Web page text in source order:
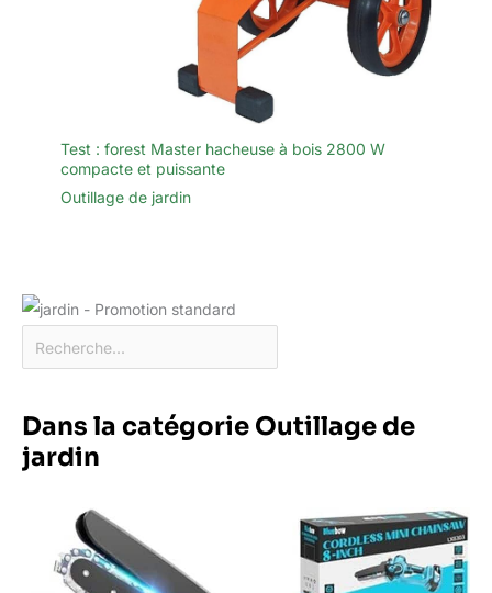
Test : forest Master hacheuse à bois 2800 W
compacte et puissante
Outillage de jardin
Dans la catégorie Outillage de
jardin